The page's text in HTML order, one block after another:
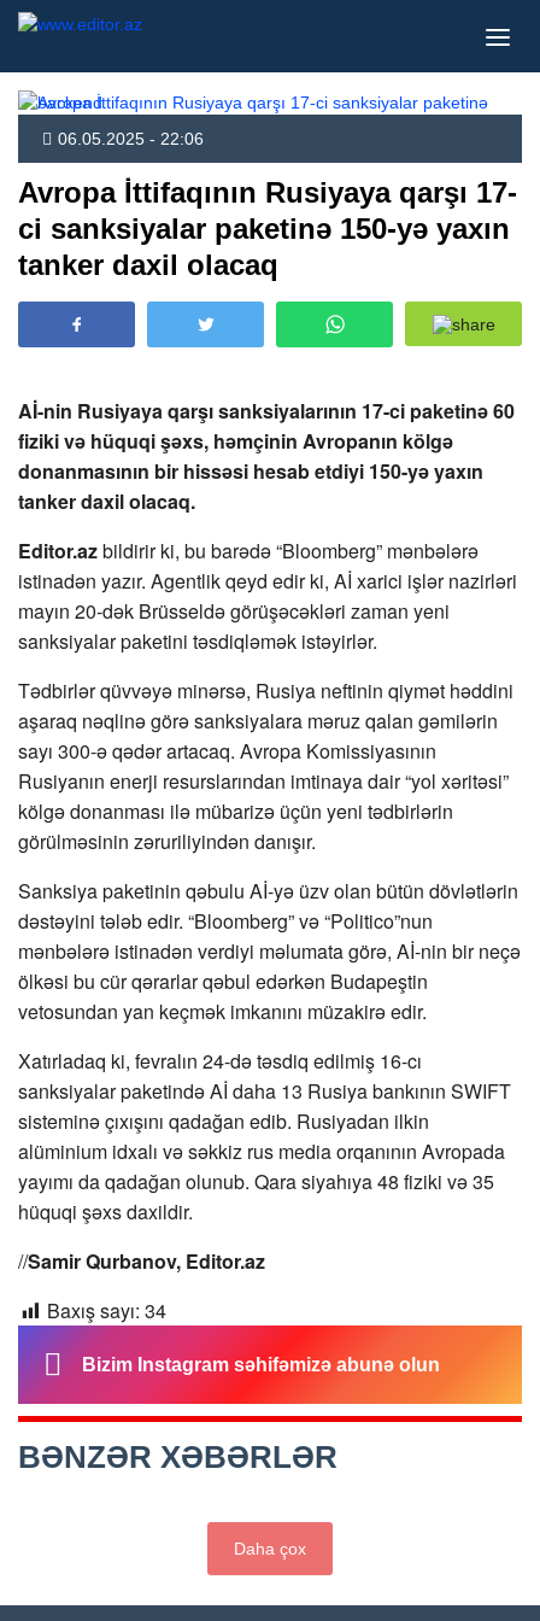
06.05.2025 - 22:06
Avropa İttifaqının Rusiyaya qarşı 17-
ci sanksiyalar paketinə 150-yə yaxın
tanker daxil olacaq
Aİ-nin Rusiyaya qarşı sanksiyalarının 17-ci paketinə 60
fiziki və hüquqi şəxs, həmçinin Avropanın kölgə
donanmasının bir hissəsi hesab etdiyi 150-yə yaxın
tanker daxil olacaq.
Editor.azbildirir ki, bu barədə “Bloomberg” mənbələrə
istinadən yazır. Agentlik qeyd edir ki, Aİ xarici işlər nazirləri
mayın 20-dək Brüsseldə görüşəcəkləri zaman yeni
sanksiyalar paketini təsdiqləmək istəyirlər.
Tədbirlər qüvvəyə minərsə, Rusiya neftinin qiymət həddini
aşaraq nəqlinə görə sanksiyalara məruz qalan gəmilərin
sayı 300-ə qədər artacaq. Avropa Komissiyasının
Rusiyanın enerji resurslarından imtinaya dair “yol xəritəsi”
kölgə donanması ilə mübarizə üçün yeni tədbirlərin
görülməsinin zəruriliyindən danışır.
Sanksiya paketinin qəbulu Aİ-yə üzv olan bütün dövlətlərin
dəstəyini tələb edir. “Bloomberg” və “Politico”nun
mənbələrə istinadən verdiyi məlumata görə, Aİ-nin bir neçə
ölkəsi bu cür qərarlar qəbul edərkən Budapeştin
vetosundan yan keçmək imkanını müzakirə edir.
Xatırladaq ki, fevralın 24-də təsdiq edilmiş 16-cı
sanksiyalar paketində Aİ daha 13 Rusiya bankının SWIFT
sisteminə çıxışını qadağan edib. Rusiyadan ilkin
alüminium idxalı və səkkiz rus media orqanının Avropada
yayımı da qadağan olunub. Qara siyahıya 48 fiziki və 35
hüquqi şəxs daxildir.
//Samir Qurbanov, Editor.az
Baxış sayı: 34
Bizim Instagram səhifəmizə abunə olun
BƏNZƏR XƏBƏRLƏR
Daha çox